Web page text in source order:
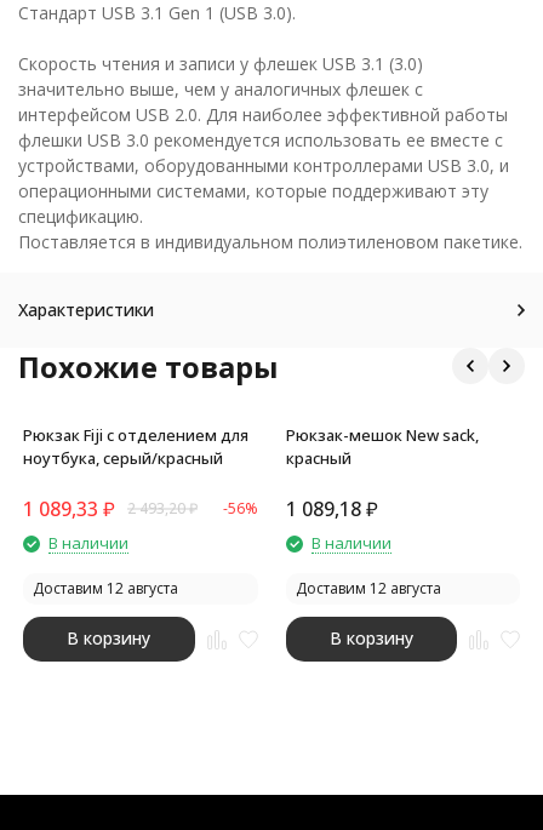
Стандарт USB 3.1 Gen 1 (USB 3.0).
Скорость чтения и записи у флешек USB 3.1 (3.0)
значительно выше, чем у аналогичных флешек с
интерфейсом USB 2.0. Для наиболее эффективной работы
флешки USB 3.0 рекомендуется использовать ее вместе с
устройствами, оборудованными контроллерами USB 3.0, и
операционными системами, которые поддерживают эту
спецификацию.
Поставляется в индивидуальном полиэтиленовом пакетике.
Характеристики
Похожие товары
Рюкзак Fiji с отделением для
ноутбука, серый/красный
1 089,33 ₽ 2 493,20₽ -56%
В наличии
Доставим 12 августа
В корзину
Рюкзак-мешок New sack,
красный
1 089,18 ₽
В наличии
Доставим 12 августа
В корзину